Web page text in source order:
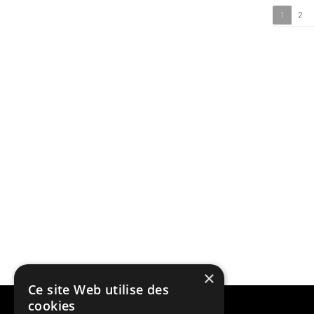
1 2
×
Ce site Web utilise des
cookies